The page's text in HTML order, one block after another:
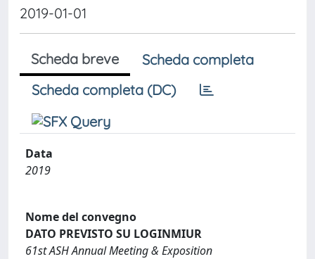
2019-01-01
Scheda breve
Scheda completa
Scheda completa (DC)
Data
2019
Nome del convegno
DATO PREVISTO SU LOGINMIUR
61st ASH Annual Meeting & Exposition